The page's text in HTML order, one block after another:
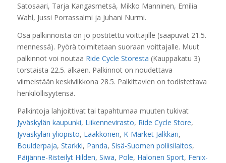
Satosaari, Tarja Kangasmetsä, Mikko Manninen, Emilia
Wahl, Jussi Porrassalmi ja Juhani Nurmi.
Osa palkinnoista on jo postitettu voittajille (saapuvat 21.5.
mennessä). Pyörä toimitetaan suoraan voittajalle. Muut
palkinnot voi noutaa Ride Cycle Storesta (Kauppakatu 3)
torstaista 22.5. alkaen. Palkinnot on noudettava
viimeistään keskiviikkona 28.5. Palkittavien on todistettava
henkilöllisyytensä.
Palkintoja lahjoittivat tai tapahtumaa muuten tukivat
Jyväskylän kaupunki, Liikennevirasto, Ride Cycle Store,
Jyväskylän yliopisto, Laakkonen, K-Market Jälkkäri,
Boulderpaja, Starkki, Panda, Sisä-Suomen poliisilaitos,
Päijänne-Risteilyt Hilden, Siwa, Pole, Halonen Sport, Fenix-